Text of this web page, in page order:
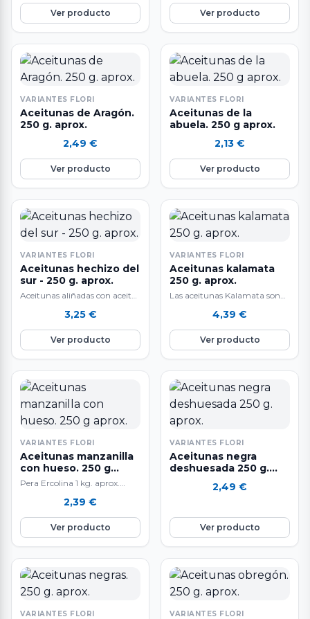
Ver producto Ver producto
VARIANTES FLORI
Aceitunas de Aragón.
250 g. aprox.
2,49 €
Ver producto
VARIANTES FLORI
Aceitunas de la
abuela. 250 g aprox.
2,13 €
Ver producto
VARIANTES FLORI
Aceitunas hechizo del
sur - 250 g. aprox.
Aceitunas aliñadas con aceite,
3,25 €
Ver producto
VARIANTES FLORI
Aceitunas kalamata
250 g. aprox.
Las aceitunas Kalamata son
aceituna negra natural.
Aceituna de kalamata con
aliño especial…
4,39 €
Ver producto
VARIANTES FLORI
Aceitunas manzanilla
con hueso. 250 g
aprox.
Pera Ercolina 1 kg. aprox.
y aromática. Alto contenido
en fibra, vitaminas y
minerales. Depurativa y
antioxidante.
2,39 €
Ver producto
VARIANTES FLORI
Aceitunas negra
deshuesada 250 g.
2,49 €
Ver producto
VARIANTES FLORI VARIANTES FLORI